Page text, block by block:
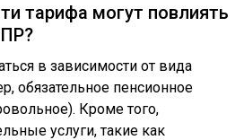
тарифа могут повлиять
в зависимости от вида
обязательное пенсионное
Кроме того,
услуги, такие как